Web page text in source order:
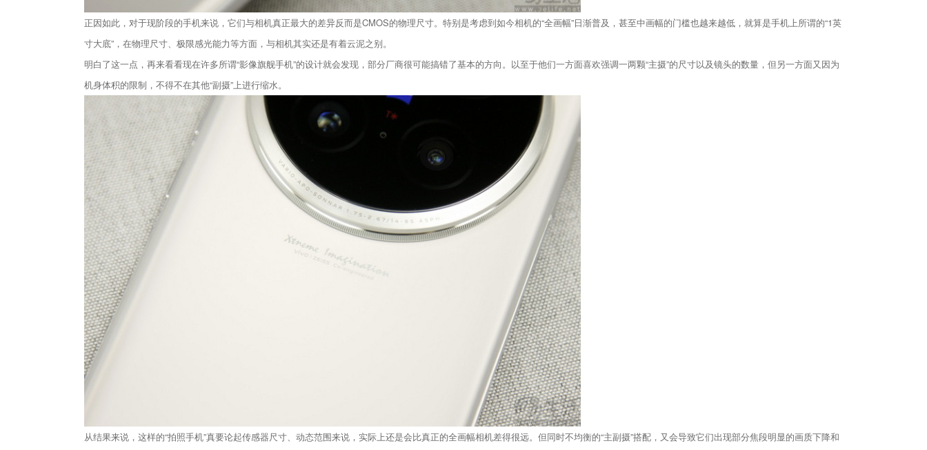
正因如此，对于现阶段的手机来说，它们与相机真正最大的差异反而是CMOS的物理尺寸。特别是考虑到如今相机的“全画幅”日渐普及，甚至中画幅的门槛也越来越低，就算是手机上所谓的“1英
寸大底”，在物理尺寸、极限感光能力等方面，与相机其实还是有着云泥之别。
明白了这一点，再来看看现在许多所谓“影像旗舰手机”的设计就会发现，部分厂商很可能搞错了基本的方向。以至于他们一方面喜欢强调一两颗“主摄”的尺寸以及镜头的数量，但另一方面又因为
机身体积的限制，不得不在其他“副摄”上进行缩水。
从结果来说，这样的“拍照手机”真要论起传感器尺寸、动态范围来说，实际上还是会比真正的全画幅相机差得很远。但同时不均衡的“主副摄”搭配，又会导致它们出现部分焦段明显的画质下降和